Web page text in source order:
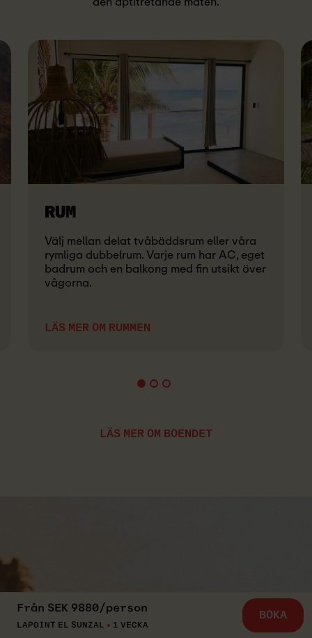
LAPOINT EL SUNZAL 1 VECKA
Från SEK 9880/person
BOKA
RUM
Välj mellan delat tvåbäddsrum eller våra
rymliga dubbelrum. Varje rum har AC, eget
badrum och en balkong med fin utsikt över
vågorna.
LÄS MER OM RUMMEN
LÄS MER OM BOENDET